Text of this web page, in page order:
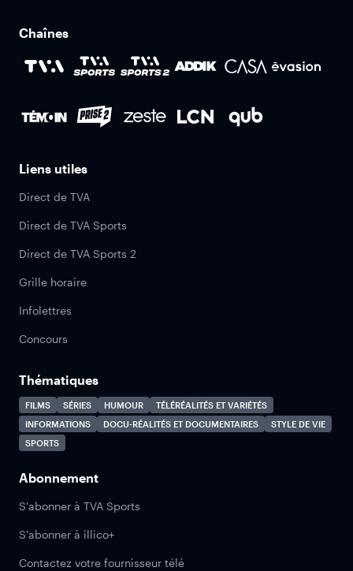
Chaînes
Liens utiles
Direct de TVA
Direct de TVA Sports
Direct de TVA Sports 2
Grille horaire
Infolettres
Concours
Thématiques
FILMS SÉRIES HUMOUR
TÉLÉRÉALITÉS ET VARIÉTÉS
INFORMATIONS
DOCU-RÉALITÉS ET DOCUMENTAIRES
STYLE DE VIE
SPORTS
Abonnement
S'abonner à TVA Sports
S'abonner à illico+
Contactez votre fournisseur télé